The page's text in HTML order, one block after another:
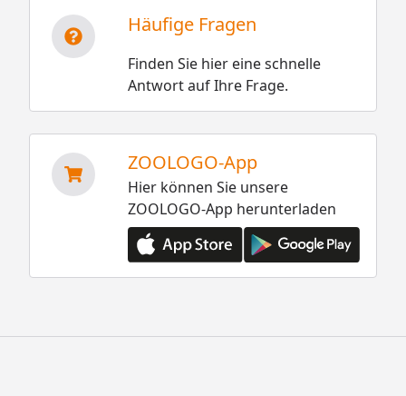
Häufige Fragen
Finden Sie hier eine schnelle
Antwort auf Ihre Frage.
ZOOLOGO-App
Hier können Sie unsere
ZOOLOGO-App herunterladen